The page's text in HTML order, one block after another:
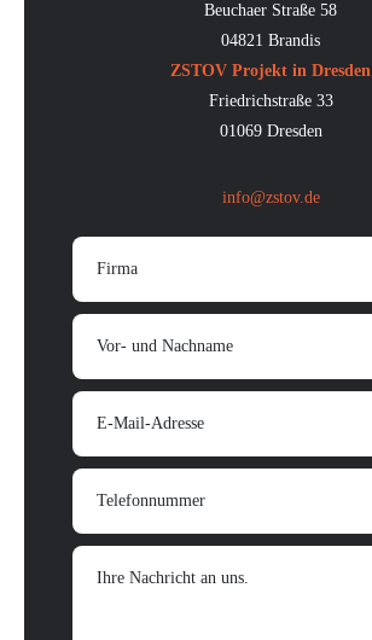
Beuchaer Straße 58
04821 Brandis
ZSTOV Projekt in Dresden
Friedrichstraße 33
01069 Dresden
info@zstov.de
Firma
Vor- und Nachname
E-Mail-Adresse
Telefonnummer
Ihre Nachricht an uns.